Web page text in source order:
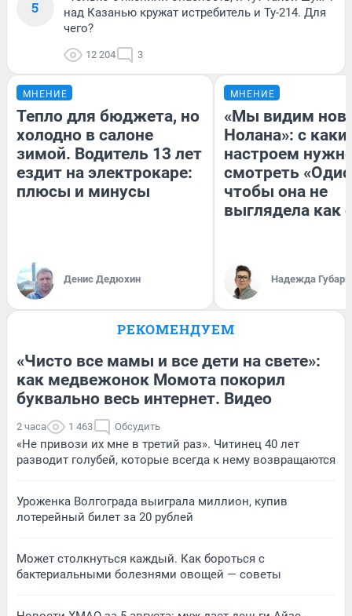
5
над Казанью кружат истребитель и Ту-214. Для
чего?
12 204 3
МНЕНИЕ
Тепло для бюджета, но
холодно в салоне
зимой. Водитель 13 лет
ездит на электрокаре:
плюсы и минусы
Денис Дедюхин
МНЕНИЕ
«Мы видим
Нолана»: с
настроем
смотреть
чтобы она не
выглядела как
Надежда Губарь
РЕКОМЕНДУЕМ
«Чисто все мамы и все дети на свете»:
как медвежонок Момота покорил
буквально весь интернет. Видео
2 часа 1 463 Обсудить
«Не привози их мне в третий раз». Читинец 40 лет
разводит голубей, которые всегда к нему возвращаются
Уроженка Волгограда выиграла миллион, купив
лотерейный билет за 20 рублей
Может столкнуться каждый. Как бороться с
бактериальными болезнями овощей — советы